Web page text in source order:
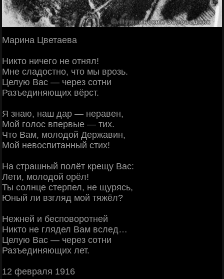
Марина Цветаева
Никто ничего не отнял!
Мне сладостно, что мы врозь.
Целую Вас — через сотни
Разъединяющих вёрст.
Я знаю, наш дар — неравен,
Мой голос впервые — тих.
Что Вам, молодой Державин,
Мой невоспитанный стих!
На страшный полёт крещу Вас:
Лети, молодой орёл!
Ты солнце стерпел, не щурясь,
Юный ли взгляд мой тяжёл?
Нежней и бесповоротней
Никто не глядел Вам вслед…
Целую Вас — через сотни
Разъединяющих лет.
12 февраля 1916